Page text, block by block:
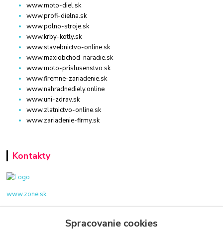
www.moto-diel.sk
www.profi-dielna.sk
www.polno-stroje.sk
www.krby-kotly.sk
www.stavebnictvo-online.sk
www.maxiobchod-naradie.sk
www.moto-prislusenstvo.sk
www.firemne-zariadenie.sk
www.nahradnediely.online
www.uni-zdrav.sk
www.zlatnictvo-online.sk
www.zariadenie-firmy.sk
Kontakty
www.zone.sk
+421 940 949 000Spracovanie cookies